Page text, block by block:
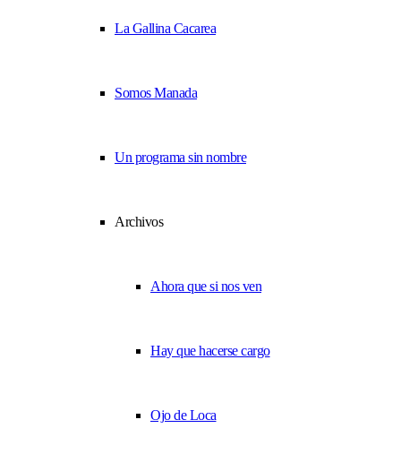
La Gallina Cacarea
Somos Manada
Un programa sin nombre
Archivos
Ahora que si nos ven
Hay que hacerse cargo
Ojo de Loca